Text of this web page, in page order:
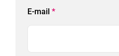
E-mail *